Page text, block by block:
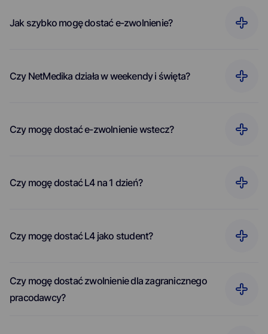
Jak szybko mogę dostać e-zwolnienie?
Czy NetMedika działa w weekendy i święta?
Czy mogę dostać e-zwolnienie wstecz?
Czy mogę dostać L4 na 1 dzień?
Czy mogę dostać L4 jako student?
Czy mogę dostać zwolnienie dla zagranicznego
pracodawcy?